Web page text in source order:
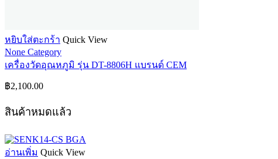
หยิบใส่ตะกร้า Quick View
None Category
เครื่องวัดอุณหภูมิ รุ่น DT-8806H แบรนด์ CEM
฿2,100.00
สินค้าหมดแล้ว
อ่านเพิ่ม Quick View